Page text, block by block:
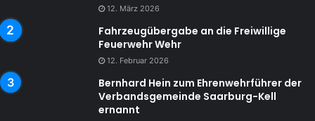
12. März 2026
Fahrzeugübergabe an die Freiwillige
Feuerwehr Wehr
12. Februar 2026
Bernhard Hein zum Ehrenwehrführer der
Verbandsgemeinde Saarburg-Kell
ernannt